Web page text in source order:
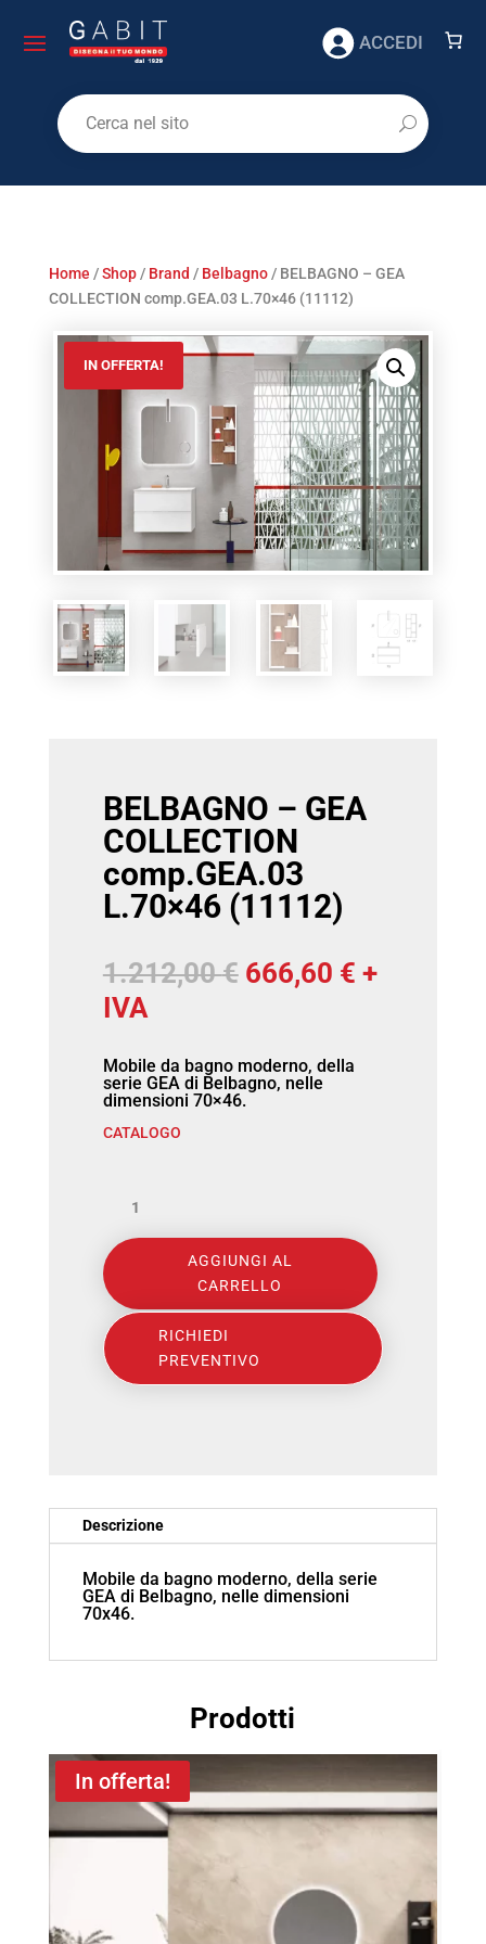
ACCEDI
Home /Shop/ Brand / Belbagno/ BELBAGNO – GEA
COLLECTION comp.GEA.03 L.70×46 (11112)
IN OFFERTA!
BELBAGNO – GEA
COLLECTION
comp.GEA.03
L.70×46 (11112)
1.212,00€ Il
era:
1.212,00 €.
666,60 €Il+
IVA
Mobile da bagno moderno, della
serie GEA di Belbagno, nelle
dimensioni 70×46.
CATALOGO
GEA
COLLECTION
comp.GEA.03
L.70x46
AGGIUNGI AL
CARRELLO
RICHIEDI
PREVENTIVO
Descrizione
Mobile da bagno moderno, della serie
GEA di Belbagno, nelle dimensioni
70x46.
Prodotti
In offerta!